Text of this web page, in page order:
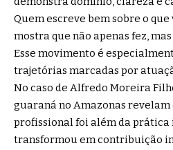
Quem escreve bem sobre o
mostra que não apenas fez,
Esse movimento é
trajetórias marcadas por
No caso de Alfredo Moreira
guaraná no Amazonas
profissional foi além da prática
transformou em contribuição